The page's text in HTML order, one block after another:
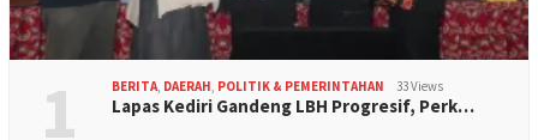
1 BERITA DAERAH POLITIK & PEMERINTAHAN 33 Views
Lapas Kediri Gandeng LBH Progresif, Perk…